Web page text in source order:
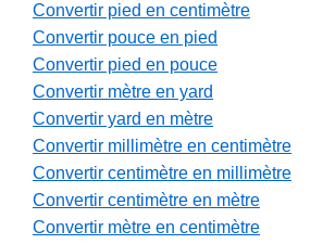
Convertir pied en centimètre
Convertir pouce en pied
Convertir pied en pouce
Convertir mètre en yard
Convertir yard en mètre
Convertir millimètre en centimètre
Convertir centimètre en millimètre
Convertir centimètre en mètre
Convertir mètre en centimètre